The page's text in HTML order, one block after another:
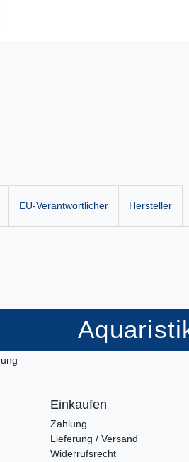
EU-Verantwortlicher Hersteller
Einkaufen
Zahlung
Lieferung / Versand
Widerrufsrecht